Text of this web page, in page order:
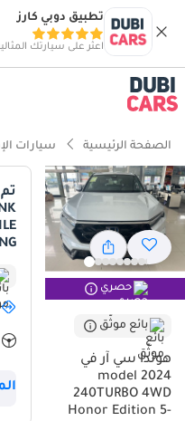
تطبيق دوبي كارز
اعثر على سيارتك
الصفحة الرئيسية سيارات
حصري
بائع موثّق
هوندا سي آر في
2024 model
240TURBO 4WD
Honor Edition 5-